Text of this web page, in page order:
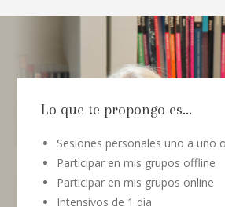
Lo que te propongo es...
Sesiones personales uno a uno
Participar en mis grupos offline
Participar en mis grupos online
Intensivos de 1 dia